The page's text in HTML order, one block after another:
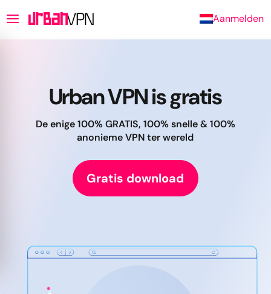
Aanmelden
Urban VPNis gratis
De enige 100% GRATIS, 100% snelle & 100%
anonieme VPN ter wereld
Gratis download